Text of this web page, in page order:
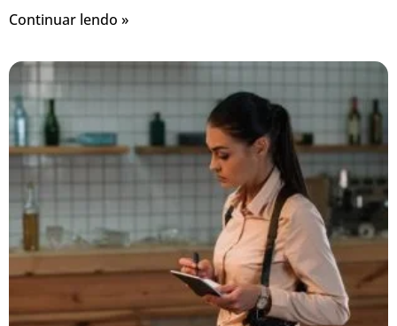
Continuar lendo »